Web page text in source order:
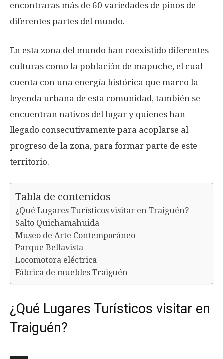
encontraras más de 60 variedades de pinos de
diferentes partes del mundo.
En esta zona del mundo han coexistido diferentes
culturas como la población de mapuche, el cual
cuenta con una energía histórica que marco la
leyenda urbana de esta comunidad, también se
encuentran nativos del lugar y quienes han
llegado consecutivamente para acoplarse al
progreso de la zona, para formar parte de este
territorio.
Tabla de contenidos
¿Qué Lugares Turísticos visitar en Traiguén?
Salto Quichamahuida
Museo de Arte Contemporáneo
Parque Bellavista
Locomotora eléctrica
Fábrica de muebles Traiguén
¿Qué Lugares Turísticos visitar en
Traiguén?